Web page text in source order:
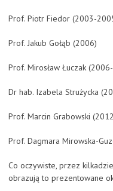
Prof. Piotr Fiedor (2003-
Prof. Jakub Gołąb (2006)
Prof. Mirosław Łuczak
Dr hab. Izabela Strużycka
Prof. Marcin Grabowski
Prof. Dagmara Mirowska-
Co oczywiste, przez
obrazują to prezentowane